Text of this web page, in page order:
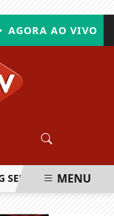
AGORA AO VIVO
LANÇA OMENU